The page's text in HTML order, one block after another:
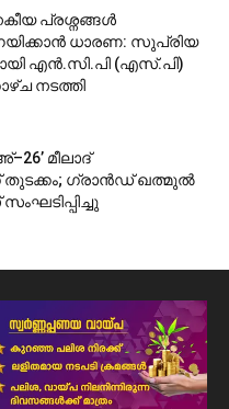
പ്രശ്നങ്ങൾ
ധാരണ: സുപ്രിയ
എൻ.സി.പി (എസ്.പി)
നടത്തി
മീലാദ്
ഗ്രാൻഡ് ഖത്മുൽ